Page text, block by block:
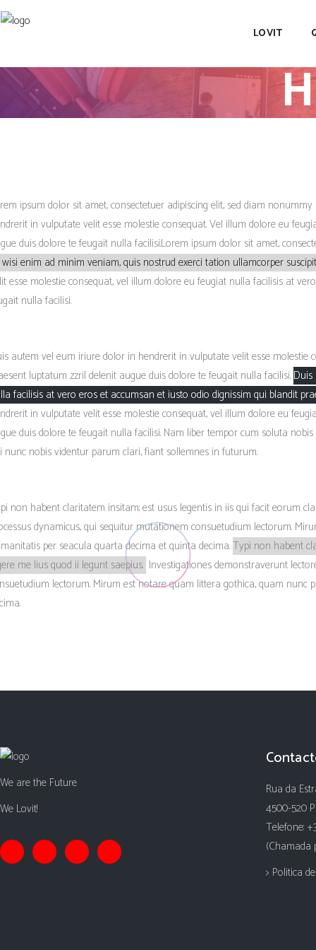
LOVIT
ipsum dolor sit amet, consectetuer adipiscing elit, sed diam
in vulputate velit esse molestie consequat. Vel illum dolore eu
duis dolore te feugait nulla facilisi.Lorem ipsum dolor sit amet,
enim ad minim veniam, quis nostrud exerci tation ullamcorper
esse molestie consequat, vel illum dolore eu feugiat nulla facilisis at
nulla facilisi.
autem vel eum iriure dolor in hendrerit in vulputate velit esse molestie
luptatum zzril delenit augue duis dolore te feugait nulla facilisi.
facilisis at vero eros et accumsan et iusto odio dignissim qui blandit
in vulputate velit esse molestie consequat, vel illum dolore eu
duis dolore te feugait nulla facilisi. Nam liber tempor cum soluta
nunc nobis videntur parum clari, fiant sollemnes in futurum.
non habent claritatem insitam; est usus legentis in iis qui facit eorum
dynamicus, qui sequitur mutationem consuetudium lectorum.
per seacula quarta decima et quinta decima.Typi non habent
me lius quod ii legunt saepius. Investigationes demonstraverunt
lectorum. Mirum est notare quam littera gothica, quam nunc
We are the Future
We Lovit!
Rua da
4500-520
Telefone:
(Chamada
> Politica